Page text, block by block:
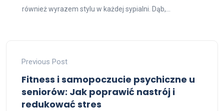
również wyrazem stylu w każdej sypialni. Dąb,...
Previous Post
Fitness i samopoczucie psychiczne u
seniorów: Jak poprawić nastrój i
redukować stres